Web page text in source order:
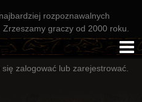
rozpoznawalnych
graczy od 2000 roku.
się zalogować lub zarejestrować.